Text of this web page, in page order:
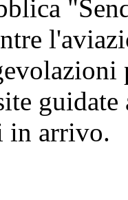
in arrivo.